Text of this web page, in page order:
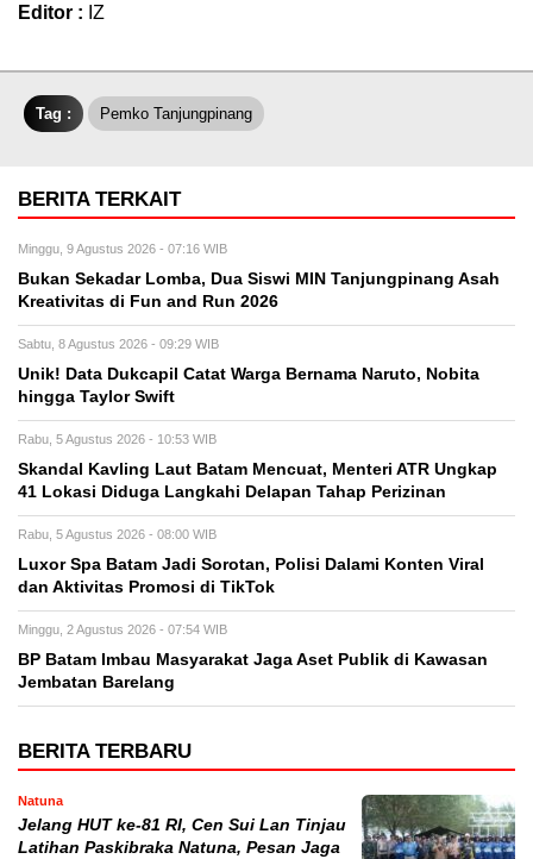
Editor : IZ
Tag : Pemko Tanjungpinang
BERITA TERKAIT
Minggu, 9 Agustus 2026 - 07:16 WIB
Bukan Sekadar Lomba, Dua Siswi MIN Tanjungpinang Asah
Kreativitas di Fun and Run 2026
Sabtu, 8 Agustus 2026 - 09:29 WIB
Unik! Data Dukcapil Catat Warga Bernama Naruto, Nobita
hingga Taylor Swift
Rabu, 5 Agustus 2026 - 10:53 WIB
Skandal Kavling Laut Batam Mencuat, Menteri ATR Ungkap
41 Lokasi Diduga Langkahi Delapan Tahap Perizinan
Rabu, 5 Agustus 2026 - 08:00 WIB
Luxor Spa Batam Jadi Sorotan, Polisi Dalami Konten Viral
dan Aktivitas Promosi di TikTok
Minggu, 2 Agustus 2026 - 07:54 WIB
BP Batam Imbau Masyarakat Jaga Aset Publik di Kawasan
Jembatan Barelang
BERITA TERBARU
Natuna
Jelang HUT ke-81 RI, Cen Sui Lan Tinjau
Latihan Paskibraka Natuna, Pesan Jaga